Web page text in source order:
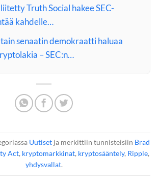
Truth Social hakee SEC-
kahdelle…
senaatin demokraatti haluaa
– SEC:n…
Uutiset ja merkittiin tunnisteisiin Brad
Act, kryptomarkkinat, kryptosääntely, Ripple,
yhdysvallat.